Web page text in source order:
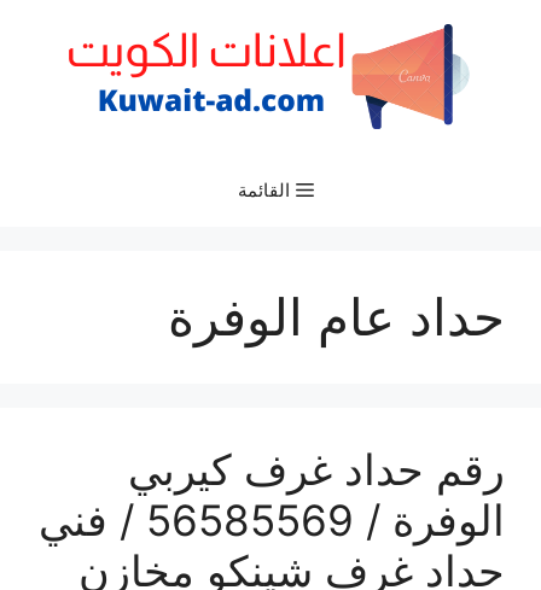
القائمة
حداد عام الوفرة
رقم حداد غرف كيربي
الوفرة / 56585569 / فني
حداد غرف شينكو مخازن